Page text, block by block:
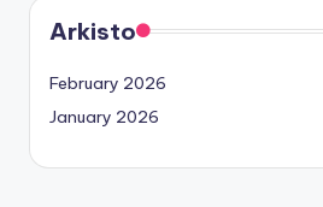
Arkisto
February 2026
January 2026